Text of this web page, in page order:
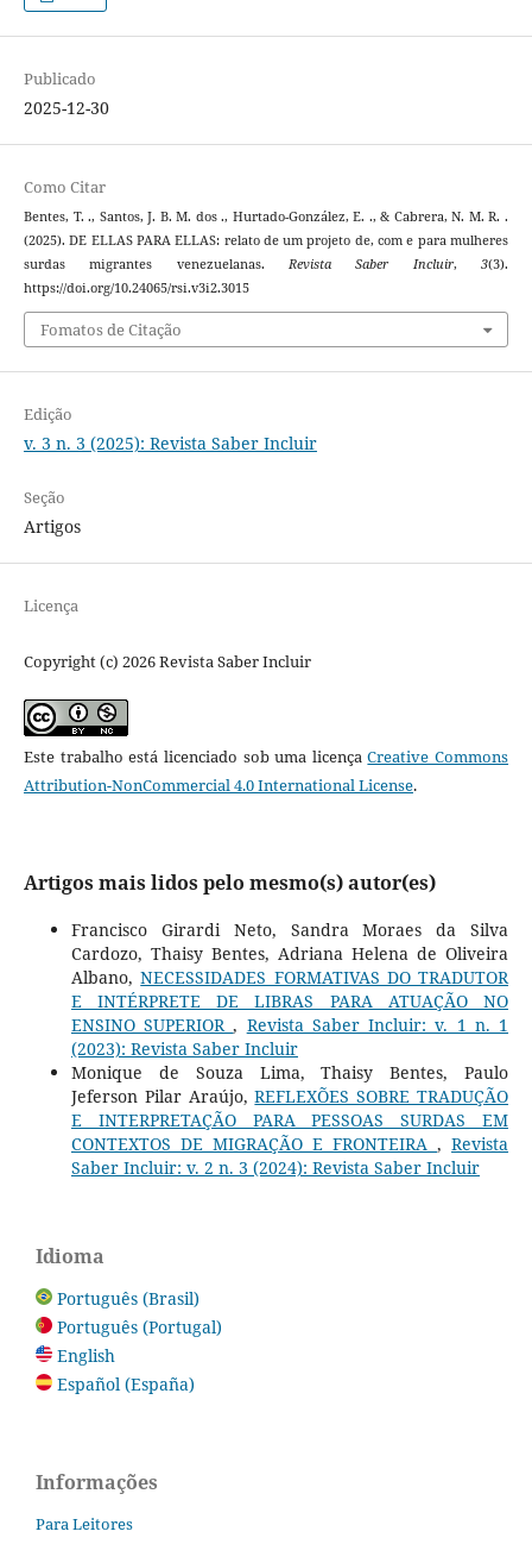
Publicado
2025-12-30
Como Citar
Bentes, T. ., Santos, J. B. M. dos ., Hurtado-González, E. ., & Cabrera, N. M. R. .
(2025). DE ELLAS PARA ELLAS: relato de um projeto de, com e para mulheres
surdas migrantes venezuelanas. Revista Saber Incluir,3(3).
https://doi.org/10.24065/rsi.v3i2.3015
Fomatos de Citação
Edição
v. 3 n. 3 (2025): Revista Saber Incluir
Seção
Artigos
Licença
Copyright (c) 2026 Revista Saber Incluir
Este trabalho está licenciado sob uma licençaCreative Commons
Attribution-NonCommercial 4.0 International License.
Artigos mais lidos pelo mesmo(s) autor(es)
Francisco Girardi Neto, Sandra Moraes da Silva
Cardozo, Thaisy Bentes, Adriana Helena de Oliveira
Albano,NECESSIDADES FORMATIVAS DO TRADUTOR
E INTÉRPRETE DE LIBRAS PARA ATUAÇÃO NO
ENSINO SUPERIOR, Revista Saber Incluir: v. 1 n. 1
(2023): Revista Saber Incluir
Monique de Souza Lima, Thaisy Bentes, Paulo
Jeferson Pilar Araújo,REFLEXÕES SOBRE TRADUÇÃO
E INTERPRETAÇÃO PARA PESSOAS SURDAS EM
CONTEXTOS DE MIGRAÇÃO E FRONTEIRA,Revista
Saber Incluir: v. 2 n. 3 (2024): Revista Saber Incluir
Idioma
Português (Brasil)
Português (Portugal)
English
Español (España)
Informações
Para Leitores